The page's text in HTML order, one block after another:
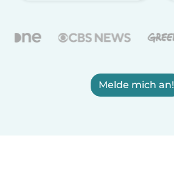
Melde mich an!